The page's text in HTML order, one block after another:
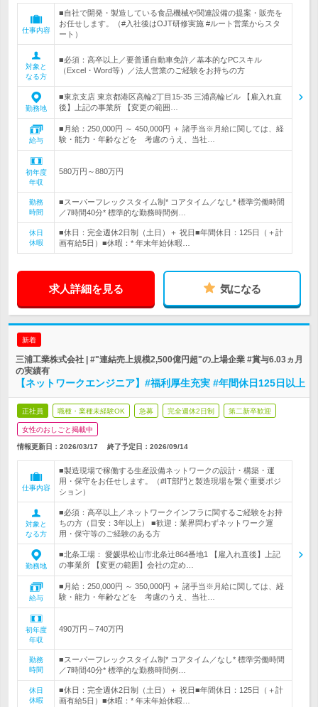
仕事内容
■自社で開発・製造している食品機械や関連設備の提案・販売を
お任せします。（#入社後はOJT研修実施 #ルート営業からスタ
ート）
対象と
なる方
■必須：高卒以上／要普通自動車免許／基本的なPCスキル
（Excel・Word等）／法人営業のご経験をお持ちの方
勤務地
■東京支店 東京都港区高輪2丁目15-35 三浦高輪ビル 【雇入れ直
後】上記の事業所 【変更の範囲…
給与
■月給：250,000円 ～ 450,000円 ＋ 諸手当※月給に関しては、経
験・能力・年齢などを 考慮のうえ、当社…
初年度
年収
580万円～880万円
勤務
時間
■スーパーフレックスタイム制* コアタイム／なし* 標準労働時間
／7時間40分* 標準的な勤務時間例…
休日
休暇
■休日：完全週休2日制（土日）＋ 祝日■年間休日：125日（＋計
画有給5日）■休暇：* 年末年始休暇…
求人詳細を見る 気になる
新着
三浦工業株式会社 | #"連結売上規模2,500億円超"の上場企業 #賞与6.03ヵ月
の実績有
【ネットワークエンジニア】#福利厚生充実 #年間休日125日以上
正社員 職種・業種未経験OK 急募 完全週休2日制 第二新卒歓迎
女性のおしごと掲載中
情報更新日：2026/03/17 終了予定日： 2026/09/14
仕事内容
■製造現場で稼働する生産設備ネットワークの設計・構築・運
用・保守をお任せします。（#IT部門と製造現場を繋ぐ重要ポジ
ション）
対象と
なる方
■必須：高卒以上／ネットワークインフラに関するご経験をお持
ちの方（目安：3年以上） ■歓迎：業界問わずネットワーク運
用・保守等のご経験のある方
勤務地
■北条工場： 愛媛県松山市北条辻864番地1 【雇入れ直後】上記
の事業所 【変更の範囲】会社の定め…
給与
■月給：250,000円 ～ 350,000円 ＋ 諸手当※月給に関しては、経
験・能力・年齢などを 考慮のうえ、当社…
初年度
年収
490万円～740万円
勤務
時間
■スーパーフレックスタイム制* コアタイム／なし* 標準労働時間
／7時間40分* 標準的な勤務時間例…
休日
休暇
■休日：完全週休2日制（土日）＋ 祝日■年間休日：125日（＋計
画有給5日）■休暇：* 年末年始休暇…